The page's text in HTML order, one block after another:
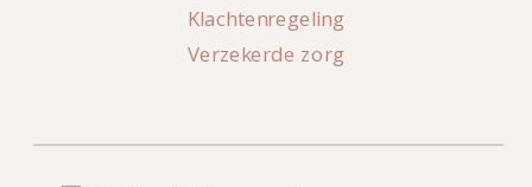
Klachtenregeling
Verzekerde zorg